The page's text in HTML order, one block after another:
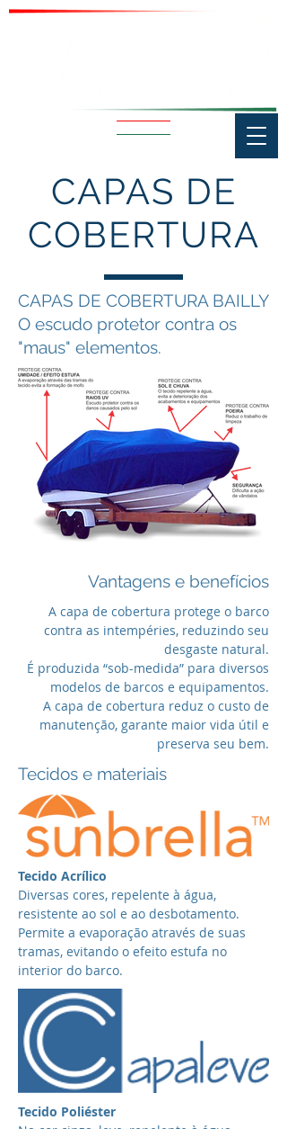
CAPAS DE
COBERTURA
CAPAS DE COBERTURA BAILLY
O escudo protetor contra os
"maus" elementos.
Vantagens e benefícios
A capa de cobertura protege o barco
contra as intempéries, reduzindo seu
desgaste natural.
É produzida “sob-medida” para diversos
modelos de barcos e equipamentos.
A capa de cobertura reduz o custo de
manutenção, garante maior vida útil e
preserva seu bem.
Tecidos e materiais
Tecido Acrílico
Diversas cores, repelente à água,
resistente ao sol e ao desbotamento.
Permite a evaporação através de suas
tramas, evitando o efeito estufa no
interior do barco.
Tecido Poliéster